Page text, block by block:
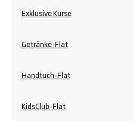
Exklusive Kurse
Getränke-Flat
Handtuch-Flat
KidsClub-Flat